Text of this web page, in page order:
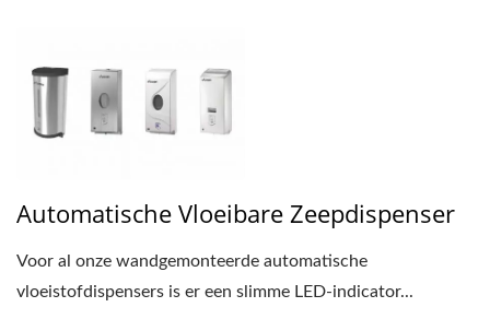
Automatische Vloeibare Zeepdispenser
Voor al onze wandgemonteerde automatische
vloeistofdispensers is er een slimme LED-indicator...